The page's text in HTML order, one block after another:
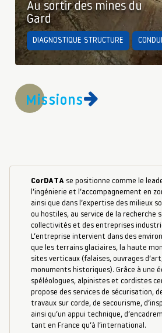
Au sortir des mines du
Gard
DIAGNOSTIQUE STRUCTURE
Missions
CorDATA se positionne comme le
l’ingénierie et l’accompagnement en
ainsi que dans l’expertise des milieux
ou hostiles, au service de la recherche
collectivités et des entreprises
L’entreprise intervient dans des
que les terrains glaciaires, la haute
sites verticaux (falaises, ouvrages
monuments historiques). Grâce à une
spéléologues, alpinistes et cordistes
propose des services de sécurisation,
travaux sur corde, de secourisme,
ainsi qu’un appui technique,
tant en France qu’à l’international.